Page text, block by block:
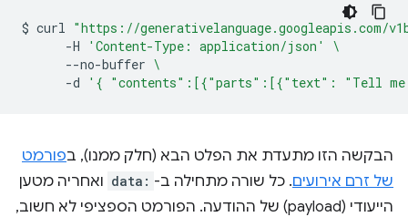
$ curl "https://generativelanguage.googleapis.com/
-H
'Content-Type: application/json'
\
--no-buffer \
-d
'{ "contents":[{"parts":[{"text": "Tell
הבקשה הזו מתעדת את הפלט הבא (חלק ממנו), בפורמט
של זרם אירועים. כל שורה מתחילה ב- data: ואחריה מטען
הייעודי (payload) של ההודעה. הפורמט הספציפי לא חשוב,